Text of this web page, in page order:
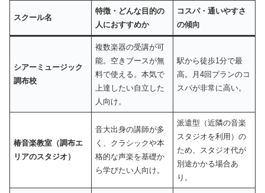
スクール名
特徴・どんな目的の
人におすすめか
コスパ・通いやすさ
の傾向
シアーミュージック
調布校
複数楽器の受講が可
能。空きブースが無
料で使える。本気で
上達したい自立した
人向け。
駅から徒歩1分で最
高。月4回プランのコ
スパが非常に高い。
椿音楽教室（調布エ
リアのスタジオ）
音大出身の講師が多
く、クラシックや本
格的な声楽を基礎か
ら学びたい人向け。
派遣型（近隣の音楽
スタジオを利用）の
ため、スタジオ代が
別途かかる場合あ
り。